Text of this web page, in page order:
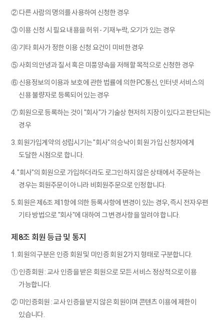
② 다른 사람의 명의를 사용하여 신청한 경우
③ 이용 신청 시 필요 내용을 허위 - 기재누락, 오기가 있는 경우
④ 기타 회사가 정한 이용 신청 요건이 미비한 경우
⑤ 사회의 안녕과 질서 혹은 미풍양속을 저해할 목적으로 신청한 경우
⑥ 신용정보의 이용과 보호에 관한 법률에 의한 PC통신, 인터넷 서비스의
신용 불량자로 등록되어 있는 경우
⑦ 회원으로 등록하는 것이 "회사"가 기술상 현저히 지장이 있다고 판단되는
경우
3. 회원가입계약의 성립시기는 "회사"의 승낙이 회원 가입 신청자에게
도달한 시점으로 합니다.
4. "회사"의 회원으로 가입하더라도 로그인하지 않은 상태에서 주문하는
경우는 회원주문이 아니라 비회원주문으로 인정합니다.
5. 회원은 제6조 제1항에 의한 등록사항에 변경이 있는 경우, 즉시 전자우편
기타 방법으로 "회사"에 대하여 그 변경사항을 알려야 합니다.
제8조 회원 등급 및 통지
1. 회원의 구분은 인증 회원 및 미인증 회원 2가지 형태로 구분합니다.
① 인증회원 : 교사 인증을 받은 회원으로 모든 서비스 정상적으로 이용
가능합니다.
② 미인증회원 : 교사 인증을 받지 않은 회원이며 콘텐츠 이용에 제한이
있습니다.